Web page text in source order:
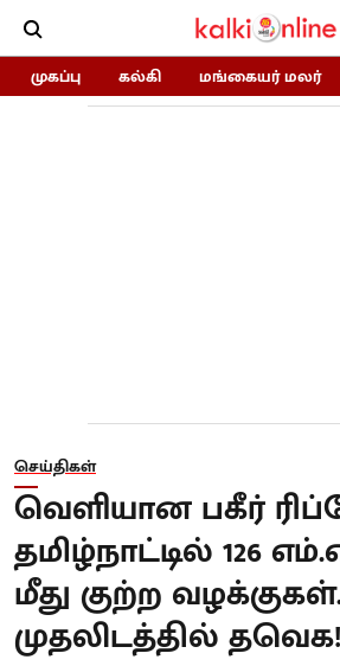
முகப்பு கல்கி மங்கையர் மலர்
செய்திகள்
வெளியான பகீர்
தமிழ்நாட்டில் 126
மீது குற்ற
முதலிடத்தில் தவெக!